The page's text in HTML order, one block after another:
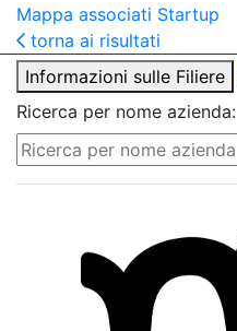
Mappa associati Startup
torna ai risultati
Informazioni sulle Filiere
Ricerca per nome azienda: